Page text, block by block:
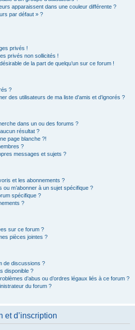
apparaissent dans une couleur différente ?
par défaut » ?
privés !
privés non sollicités !
de la part de quelqu’un sur ce forum !
?
des utilisateurs de ma liste d’amis et d’ignorés ?
dans un ou des forums ?
résultat ?
page blanche ?!
?
messages et sujets ?
et les abonnements ?
m’abonner à un sujet spécifique ?
spécifique ?
?
sur ce forum ?
pièces jointes ?
de discussions ?
disponible ?
d’abus ou d’ordres légaux liés à ce forum ?
du forum ?
et d’inscription